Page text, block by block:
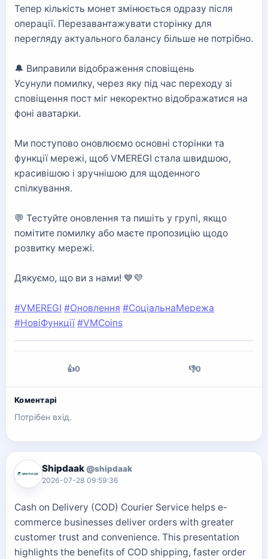
Тепер кількість монет змінюється одразу після
операції. Перезавантажувати сторінку для
перегляду актуального балансу більше не потрібно.
🔔 Виправили відображення сповіщень
Усунули помилку, через яку під час переходу зі
сповіщення пост міг некоректно відображатися на
фоні аватарки.
Ми поступово оновлюємо основні сторінки та
функції мережі, щоб VMEREGI стала швидшою,
красивішою і зручнішою для щоденного
спілкування.
💬 Тестуйте оновлення та пишіть у групі, якщо
помітите помилку або маєте пропозицію щодо
розвитку мережі.
Дякуємо, що ви з нами! 💙💜
#VMEREGI #Оновлення #СоціальнаМережа
#НовіФункції #VMCoins
👍0 👎0
Коментарі
Потрібен вхід.
Shipdaak @shipdaak
2026-07-28 09:59:36
Cash on Delivery (COD) Courier Service helps e-
commerce businesses deliver orders with greater
customer trust and convenience. This presentation
highlights the benefits of COD shipping, faster order